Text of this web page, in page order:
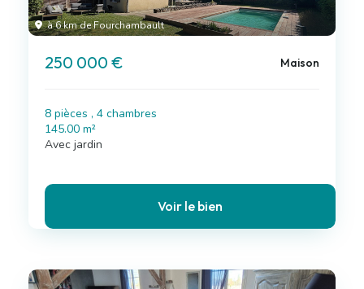
à 6 km de Fourchambault
250 000 € Maison
8 pièces , 4 chambres
145.00 m²
Avec jardin
Voir le bien